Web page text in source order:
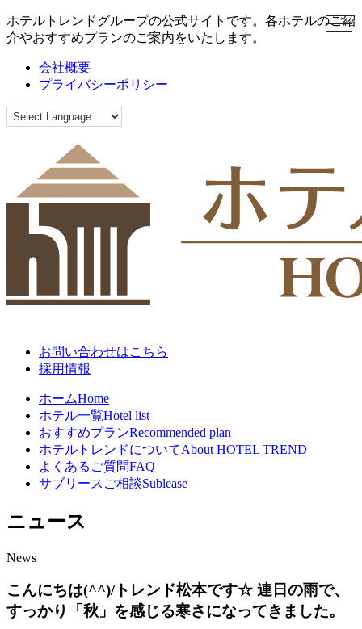
ホテルトレンドグループの公式サイトです。各ホテルのご紹
介やおすすめプランのご案内をいたします。
会社概要
プライバシーポリシー
お問い合わせはこちら
採用情報
ホームHome
ホテル一覧Hotel list
おすすめプランRecommended plan
ホテルトレンドについてAbout HOTEL TREND
よくあるご質問FAQ
サブリースご相談Sublease
ニュース
News
こんにちは(^^)/トレンド松本です☆ 連日の雨で、
すっかり「秋」を感じる寒さになってきました。